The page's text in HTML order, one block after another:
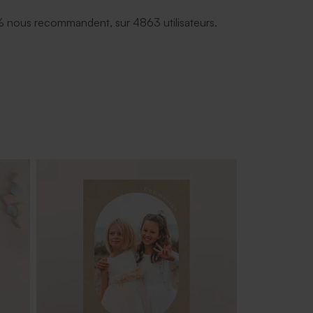
nous recommandent, sur 4863 utilisateurs.